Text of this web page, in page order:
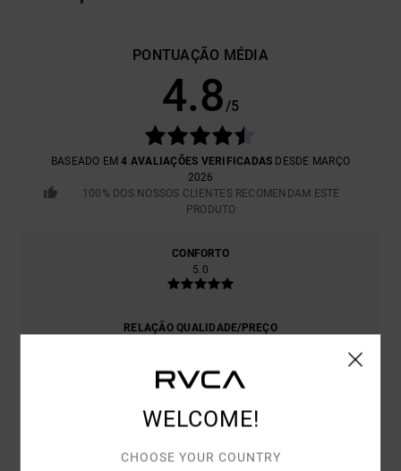
PONTUAÇÃO MÉDIA
4.8/5
BASEADO EM4 AVALIAÇÕES VERIFICADAS DESDE MARÇO
2026
100% DOS NOSSOS CLIENTES RECOMENDAM ESTE
PRODUTO
CONFORTO
5.0
RELAÇÃO QUALIDADE/PREÇO
MUITO PEQUENO
DEMASIADO GRANDEWELCOME!
CHOOSE YOUR COUNTRY